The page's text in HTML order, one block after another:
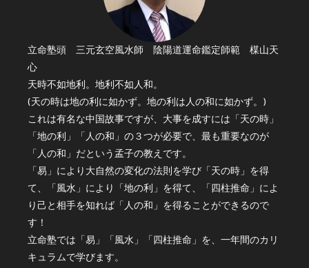
立命塾頭 三元玄空風水師 陰陽道運命鑑定師範 楳山天
心
天時不如地利。地利不如人和。
(天の時は地の利に如かず。地の利は人の和に如かず。)
これは有名な中国故事ですが、大事を成すには「天の時」
「地の利」「人の和」の３つが必要で、最も重要なのが
「人の和」だという孟子の教えです。
「易」により大自然の変化の法則を学び「天の時」を得
て、「風水」により「地の利」を得て、「四柱推命」によ
り己と相手を知れば「人の和」を得ることができるので
す！
立命塾では「易」「風水」「四柱推命」を、一年間のカリ
キュラムで学びます。